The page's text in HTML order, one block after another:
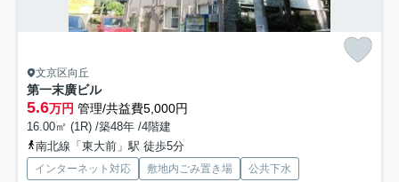
文京区向丘
第一末廣ビル
5.6万円 管理/共益費5,000円
16.00㎡ (1R) /築48年 /4階建
南北線「東大前」駅 徒歩5分
インターネット対応 敷地内ごみ置き場 公共下水